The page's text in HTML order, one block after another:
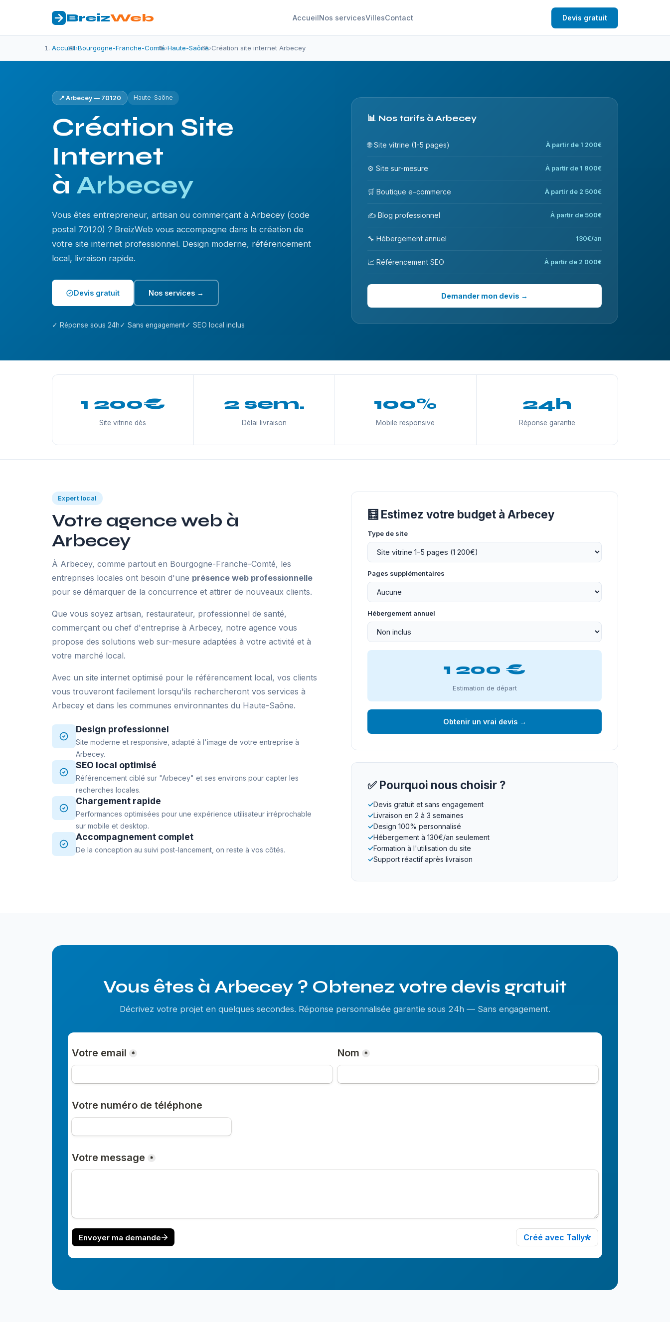
BreizWeb AccueilNos servicesVillesContact Devis gratuit
Accueil›Bourgogne-Franche-Comté›Haute-Saône›Création site internet Arbecey
📍 Arbecey — 70120 Haute-Saône
Création Site
Internet
à Arbecey
Vous êtes entrepreneur, artisan ou commerçant à Arbecey (code
postal 70120) ? BreizWeb vous accompagne dans la création de
votre site internet professionnel. Design moderne, référencement
local, livraison rapide.
Devis gratuit Nos services →
✓ Réponse sous 24h✓ Sans engagement✓ SEO local inclus
📊 Nos tarifs à Arbecey
🌐 Site vitrine (1-5 pages) À partir de 1 200€
⚙️ Site sur-mesure À partir de 1 800€
🛒 Boutique e-commerce À partir de 2 500€
✍️ Blog professionnel À partir de 500€
🔧 Hébergement annuel 130€/an
📈 Référencement SEO À partir de 2 000€
Demander mon devis →
1 200€
Site vitrine dès
2 sem.
Délai livraison
100%
Mobile responsive
24h
Réponse garantie
Expert local
Votre agence web à
Arbecey
À Arbecey, comme partout en Bourgogne-Franche-Comté, les
entreprises locales ont besoin d'une présence web professionnelle
pour se démarquer de la concurrence et attirer de nouveaux clients.
Que vous soyez artisan, restaurateur, professionnel de santé,
commerçant ou chef d'entreprise à Arbecey, notre agence vous
propose des solutions web sur-mesure adaptées à votre activité et à
votre marché local.
Avec un site internet optimisé pour le référencement local, vos clients
vous trouveront facilement lorsqu'ils rechercheront vos services à
Arbecey et dans les communes environnantes du Haute-Saône.
Design professionnel
Site moderne et responsive, adapté à l'image de votre entreprise à
Arbecey.
SEO local optimisé
Référencement ciblé sur "Arbecey" et ses environs pour capter les
recherches locales.
Chargement rapide
Performances optimisées pour une expérience utilisateur irréprochable
sur mobile et desktop.
Accompagnement complet
De la conception au suivi post-lancement, on reste à vos côtés.
🧮 Estimez votre budget à Arbecey
Type de site
Pages supplémentaires
Hébergement annuel
1 200 €
Estimation de départ
Obtenir un vrai devis →
✅ Pourquoi nous choisir ?
✓Devis gratuit et sans engagement
✓Livraison en 2 à 3 semaines
✓Design 100% personnalisé
✓Hébergement à 130€/an seulement
✓Formation à l'utilisation du site
✓Support réactif après livraison
Vous êtes à Arbecey ? Obtenez votre devis gratuit
Décrivez votre projet en quelques secondes. Réponse personnalisée garantie sous 24h — Sans engagement.